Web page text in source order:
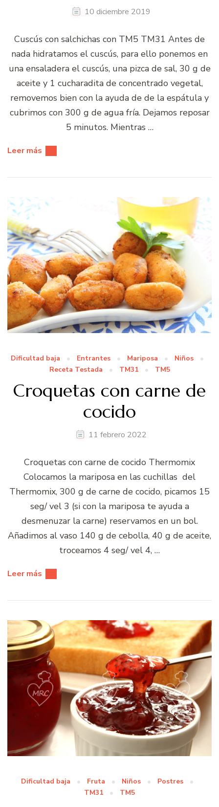
10 diciembre 2019
Cuscús con salchichas con TM5 TM31 Antes de
nada hidratamos el cuscús, para ello ponemos en
una ensaladera el cuscús, una pizca de sal, 30 g de
aceite y 1 cucharadita de concentrado vegetal,
removemos bien con la ayuda de de la espátula y
cubrimos con 300 g de agua fría. Dejamos reposar
5 minutos. Mientras …
Leer más
Dificultad baja Entrantes Mariposa
Niños
Receta Testada
TM31 TM5
Croquetas con carne de
cocido
11 febrero 2022
Croquetas con carne de cocido Thermomix
Colocamos la mariposa en las cuchillas del
Thermomix, 300 g de carne de cocido, picamos 15
seg/ vel 3 (si con la mariposa te ayuda a
desmenuzar la carne) reservamos en un bol.
Añadimos al vaso 140 g de cebolla, 40 g de aceite,
troceamos 4 seg/ vel 4, …
Leer más
Dificultad baja Fruta Niños
Postres
TM31
TM5